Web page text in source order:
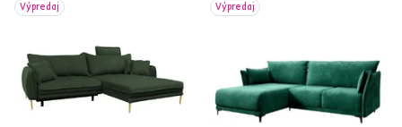
Výpredaj
Výpredaj